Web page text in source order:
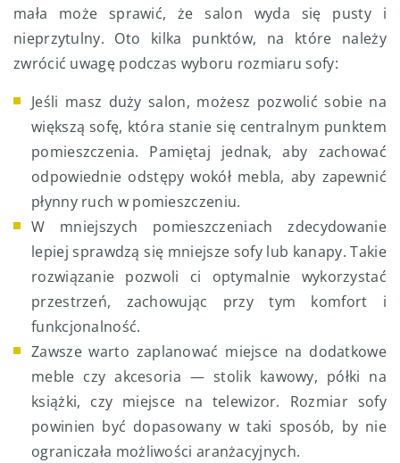
mała może sprawić, że salon wyda się pusty i
nieprzytulny. Oto kilka punktów, na które należy
zwrócić uwagę podczas wyboru rozmiaru sofy:
Jeśli masz duży salon, możesz pozwolić sobie na
większą sofę, która stanie się centralnym punktem
pomieszczenia. Pamiętaj jednak, aby zachować
odpowiednie odstępy wokół mebla, aby zapewnić
płynny ruch w pomieszczeniu.
W mniejszych pomieszczeniach zdecydowanie
lepiej sprawdzą się mniejsze sofy lub kanapy. Takie
rozwiązanie pozwoli ci optymalnie wykorzystać
przestrzeń, zachowując przy tym komfort i
funkcjonalność.
Zawsze warto zaplanować miejsce na dodatkowe
meble czy akcesoria — stolik kawowy, półki na
książki, czy miejsce na telewizor. Rozmiar sofy
powinien być dopasowany w taki sposób, by nie
ograniczała możliwości aranżacyjnych.